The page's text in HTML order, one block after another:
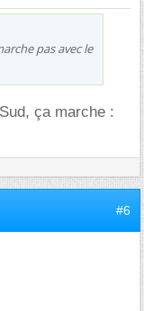
pas avec le
ça marche :
#6